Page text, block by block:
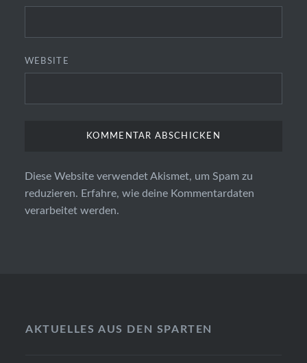
WEBSITE
Diese Website verwendet Akismet, um Spam zu
reduzieren. Erfahre, wie deine Kommentardaten
verarbeitet werden.
AKTUELLES AUS DEN SPARTEN